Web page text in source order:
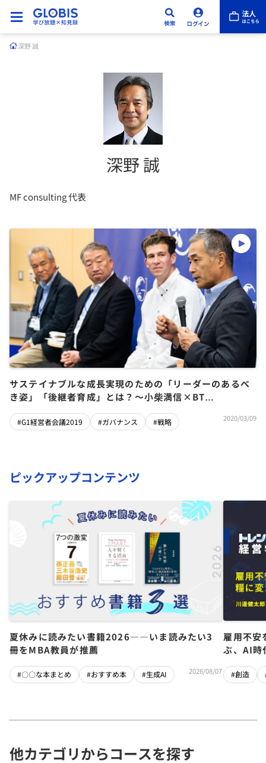
深野 誠
深野 誠
MF consulting 代表
サステイナブルな成長実現のための「リーダーのあるべ
き姿」「後継者育成」とは？～小柴満信×BT
#G1経営者会議2019 #ガバナンス #戦略 2020/03/09
ピックアップコンテンツ
夏休みに読みたい書籍2026――いま読みたい3
冊をMBA教員が推薦
#〇〇な本まとめ #おすすめ本 #生成AI 2026/08/07
雇用不
ぶ、AI時
#創造
他カテゴリからコースを探す